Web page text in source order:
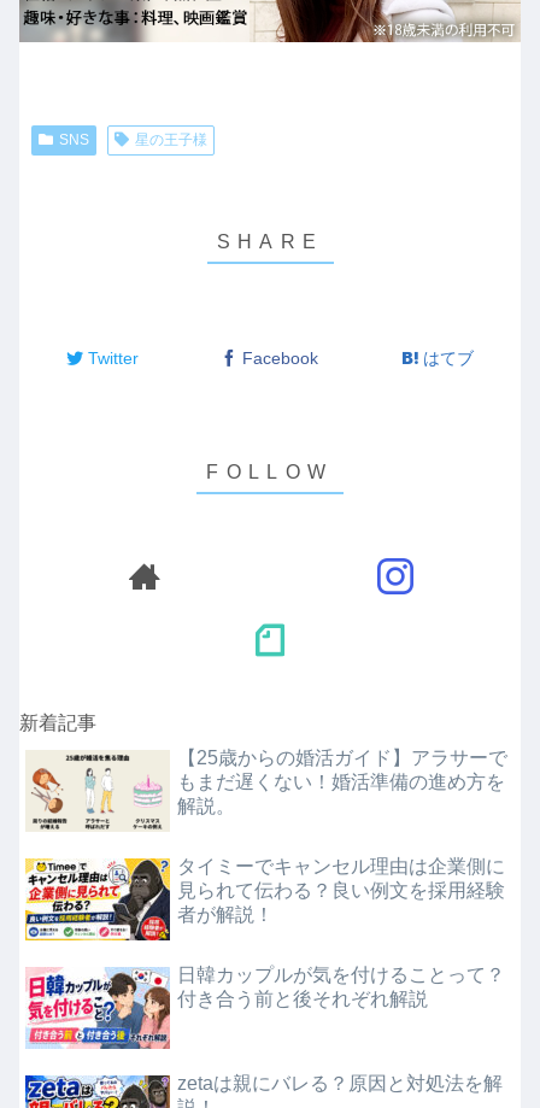
SNS 星の王子様
Twitter Facebook はてブ
新着記事
【25歳からの婚活ガイド】アラサーで
もまだ遅くない！婚活準備の進め方を
解説。
タイミーでキャンセル理由は企業側に
見られて伝わる？良い例文を採用経験
者が解説！
日韓カップルが気を付けることって？
付き合う前と後それぞれ解説
zetaは親にバレる？原因と対処法を解